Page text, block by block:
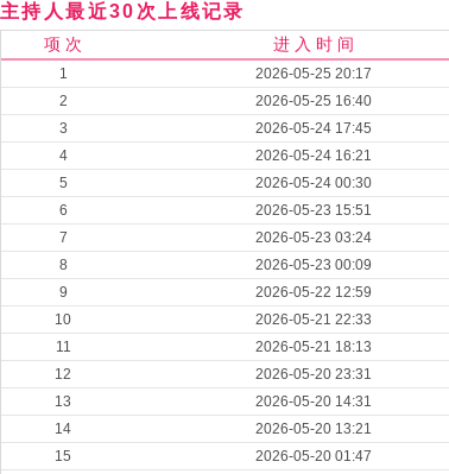
主持人最近30次上线记录
项 次 进 入 时 间
1 2026-05-25 20:17
2
2026-05-25 16:40
3
2026-05-24 17:45
4
2026-05-24 16:21
5
2026-05-24 00:30
6
2026-05-23 15:51
7
2026-05-23 03:24
8
2026-05-23 00:09
9
2026-05-22 12:59
10
2026-05-21 22:33
11
2026-05-21 18:13
12
2026-05-20 23:31
13
2026-05-20 14:31
14
2026-05-20 13:21
15
2026-05-20 01:47